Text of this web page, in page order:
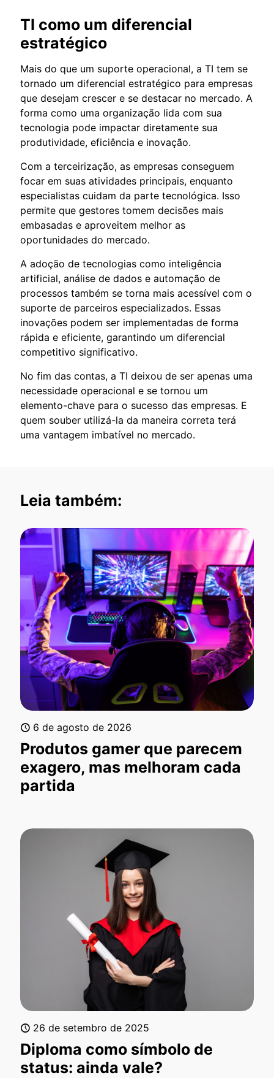
TI como um diferencial
estratégico
Mais do que um suporte operacional, a TI tem se
tornado um diferencial estratégico para empresas
que desejam crescer e se destacar no mercado. A
forma como uma organização lida com sua
tecnologia pode impactar diretamente sua
produtividade, eficiência e inovação.
Com a terceirização, as empresas conseguem
focar em suas atividades principais, enquanto
especialistas cuidam da parte tecnológica. Isso
permite que gestores tomem decisões mais
embasadas e aproveitem melhor as
oportunidades do mercado.
A adoção de tecnologias como inteligência
artificial, análise de dados e automação de
processos também se torna mais acessível com o
suporte de parceiros especializados. Essas
inovações podem ser implementadas de forma
rápida e eficiente, garantindo um diferencial
competitivo significativo.
No fim das contas, a TI deixou de ser apenas uma
necessidade operacional e se tornou um
elemento-chave para o sucesso das empresas. E
quem souber utilizá-la da maneira correta terá
uma vantagem imbatível no mercado.
Leia também:
6 de agosto de 2026
Produtos gamer que parecem
exagero, mas melhoram cada
partida
26 de setembro de 2025
Diploma como símbolo de
status: ainda vale?